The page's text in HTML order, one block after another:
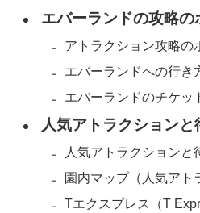
エバーランドの攻略の
アトラクション攻略の
エバーランドへの行き
エバーランドのチケッ
人気アトラクション
人気アトラクションと
園内マップ（人気アト
Tエクスプレス（T